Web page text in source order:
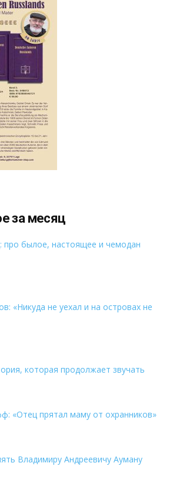
за месяц
про былое, настоящее и чемодан
«Никуда не уехал и на островах не
которая продолжает звучать
«Отец прятал маму от охранников»
Владимиру Андреевичу Ауману